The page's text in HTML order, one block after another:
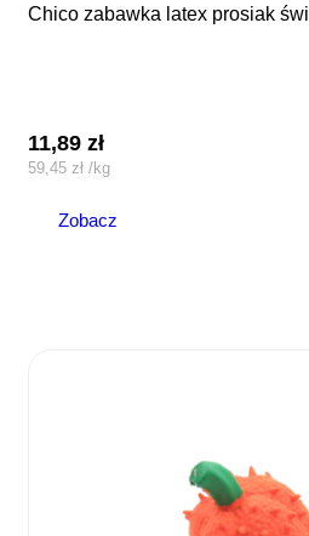
chico zabawka latex prosiak
11,89zł
59,45zł /kg
Zobacz